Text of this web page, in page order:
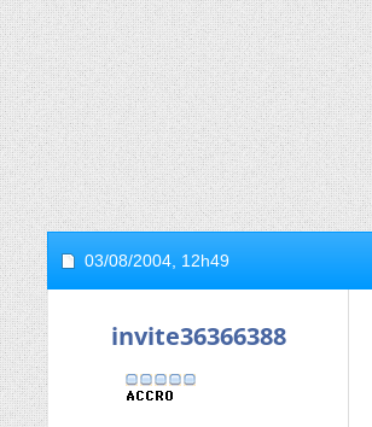
03/08/2004, 12h49
invite36366388